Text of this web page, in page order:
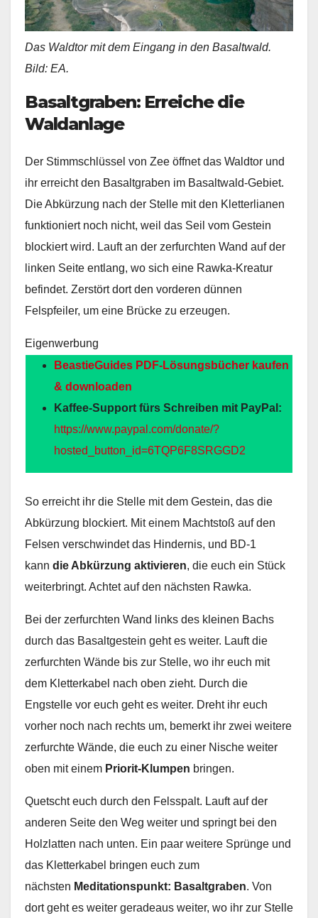
Das Waldtor mit dem Eingang in den Basaltwald.
Bild: EA.
Basaltgraben: Erreiche die
Waldanlage
Der Stimmschlüssel von Zee öffnet das Waldtor und
ihr erreicht den Basaltgraben im Basaltwald-Gebiet.
Die Abkürzung nach der Stelle mit den Kletterlianen
funktioniert noch nicht, weil das Seil vom Gestein
blockiert wird. Lauft an der zerfurchten Wand auf der
linken Seite entlang, wo sich eine Rawka-Kreatur
befindet. Zerstört dort den vorderen dünnen
Felspfeiler, um eine Brücke zu erzeugen.
Eigenwerbung
BeastieGuides PDF-Lösungsbücher kaufen
& downloaden
Kaffee-Support fürs Schreiben mit PayPal:
https://www.paypal.com/donate/?
hosted_button_id=6TQP6F8SRGGD2
So erreicht ihr die Stelle mit dem Gestein, das die
Abkürzung blockiert. Mit einem Machtstoß auf den
Felsen verschwindet das Hindernis, und BD-1
kann die Abkürzung aktivieren, die euch ein Stück
weiterbringt. Achtet auf den nächsten Rawka.
Bei der zerfurchten Wand links des kleinen Bachs
durch das Basaltgestein geht es weiter. Lauft die
zerfurchten Wände bis zur Stelle, wo ihr euch mit
dem Kletterkabel nach oben zieht. Durch die
Engstelle vor euch geht es weiter. Dreht ihr euch
vorher noch nach rechts um, bemerkt ihr zwei weitere
zerfurchte Wände, die euch zu einer Nische weiter
oben mit einem Priorit-Klumpen bringen.
Quetscht euch durch den Felsspalt. Lauft auf der
anderen Seite den Weg weiter und springt bei den
Holzlatten nach unten. Ein paar weitere Sprünge und
das Kletterkabel bringen euch zum
nächsten Meditationspunkt: Basaltgraben. Von
dort geht es weiter geradeaus weiter, wo ihr zur Stelle